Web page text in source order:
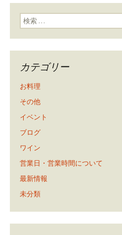
検索:
カテゴリー
お料理
その他
イベント
ブログ
ワイン
営業日・営業時間について
最新情報
未分類